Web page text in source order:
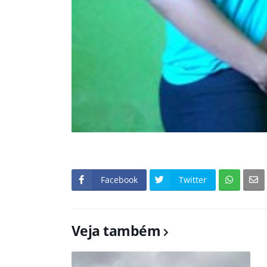
Facebook Twitter
Veja também